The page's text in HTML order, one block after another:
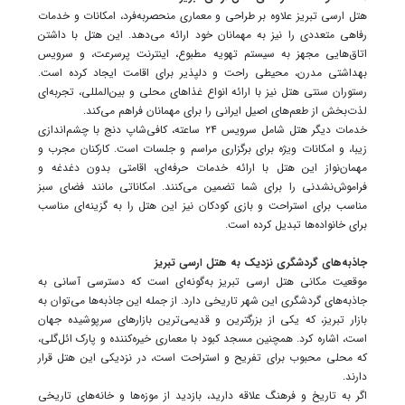
هتل ارسی تبریز علاوه بر طراحی و معماری منحصربه‌فرد، امکانات و خدمات
رفاهی متعددی را نیز به مهمانان خود ارائه می‌دهد. این هتل با داشتن
اتاق‌هایی مجهز به سیستم تهویه مطبوع، اینترنت پرسرعت، و سرویس
بهداشتی مدرن، محیطی راحت و دلپذیر برای اقامت ایجاد کرده است.
رستوران سنتی هتل نیز با ارائه انواع غذاهای محلی و بین‌المللی، تجربه‌ای
لذت‌بخش از طعم‌های اصیل ایرانی را برای مهمانان فراهم می‌کند.
خدمات دیگر هتل شامل سرویس ۲۴ ساعته، کافی‌شاپ دنج با چشم‌اندازی
زیبا، و امکانات ویژه برای برگزاری مراسم و جلسات است. کارکنان مجرب و
مهمان‌نواز این هتل با ارائه خدمات حرفه‌ای، اقامتی بدون دغدغه و
فراموش‌نشدنی را برای شما تضمین می‌کنند. امکاناتی مانند فضای سبز
مناسب برای استراحت و بازی کودکان نیز این هتل را به گزینه‌ای مناسب
برای خانواده‌ها تبدیل کرده است.
جاذبه‌های گردشگری نزدیک به هتل ارسی تبریز
موقعیت مکانی هتل ارسی تبریز به‌گونه‌ای است که دسترسی آسانی به
جاذبه‌های گردشگری این شهر تاریخی دارد. از جمله این جاذبه‌ها می‌توان به
بازار تبریز، که یکی از بزرگترین و قدیمی‌ترین بازارهای سرپوشیده جهان
است، اشاره کرد. همچنین مسجد کبود با معماری خیره‌کننده و پارک ائل‌گلی،
که محلی محبوب برای تفریح و استراحت است، در نزدیکی این هتل قرار
دارند.
اگر به تاریخ و فرهنگ علاقه دارید، بازدید از موزه‌ها و خانه‌های تاریخی